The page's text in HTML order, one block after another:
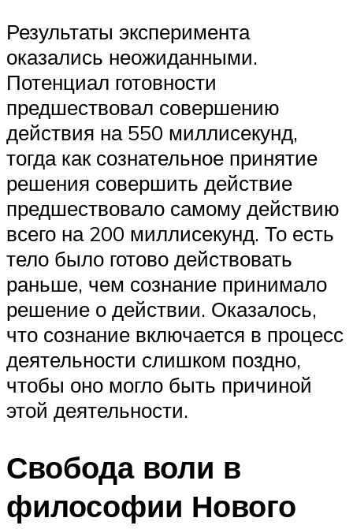
Результаты эксперимента
оказались неожиданными.
Потенциал готовности
предшествовал совершению
действия на 550 миллисекунд,
тогда как сознательное принятие
решения совершить действие
предшествовало самому действию
всего на 200 миллисекунд. То есть
тело было готово действовать
раньше, чем сознание принимало
решение о действии. Оказалось,
что сознание включается в процесс
деятельности слишком поздно,
чтобы оно могло быть причиной
этой деятельности.
Свобода воли в
философии Нового